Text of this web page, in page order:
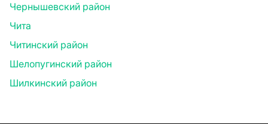
Чернышевский район
Чита
Читинский район
Шелопугинский район
Шилкинский район